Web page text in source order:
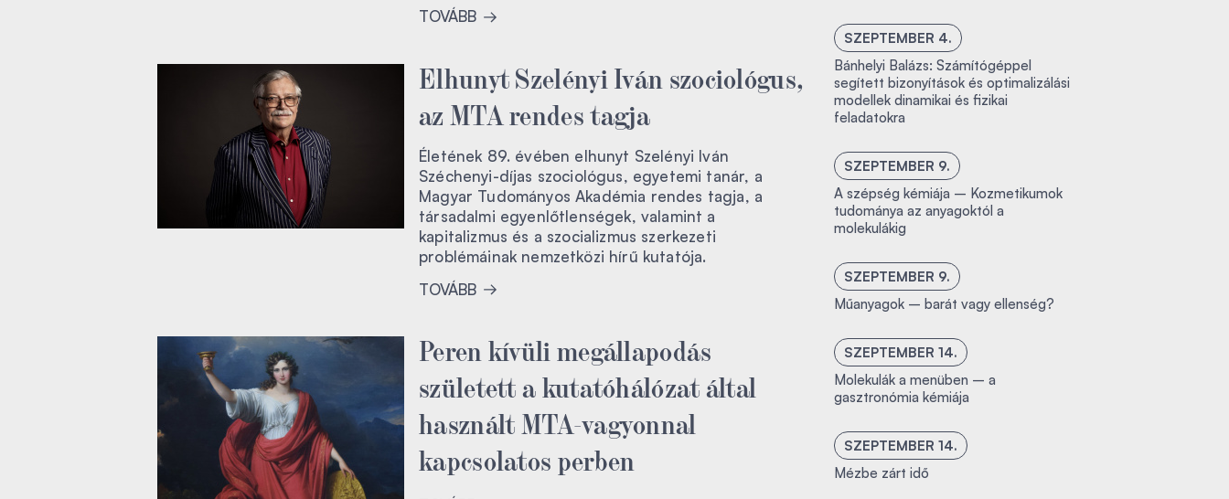
TOVÁBB
Elhunyt Szelényi Iván szociológus,
az MTA rendes tagja
Életének 89. évében elhunyt Szelényi Iván
Széchenyi-díjas szociológus, egyetemi tanár, a
Magyar Tudományos Akadémia rendes tagja, a
társadalmi egyenlőtlenségek, valamint a
kapitalizmus és a szocializmus szerkezeti
problémáinak nemzetközi hírű kutatója.
TOVÁBB
Peren kívüli megállapodás
született a kutatóhálózat által
használt MTA-vagyonnal
kapcsolatos perben
SZEPTEMBER 4.
Bánhelyi Balázs: Számítógéppel
segített bizonyítások és optimalizálási
modellek dinamikai és fizikai
feladatokra
SZEPTEMBER 9.
A szépség kémiája – Kozmetikumok
tudománya az anyagoktól a
molekulákig
SZEPTEMBER 9.
Műanyagok – barát vagy ellenség?
SZEPTEMBER 14.
Molekulák a menüben – a
gasztronómia kémiája
SZEPTEMBER 14.
Mézbe zárt idő